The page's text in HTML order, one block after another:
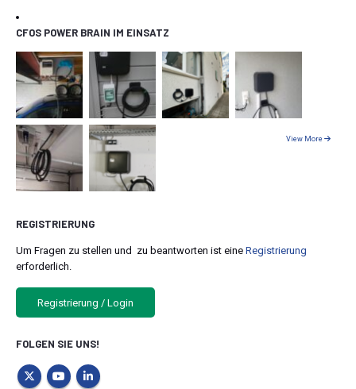
CFOS POWER BRAIN IM EINSATZ
View More
REGISTRIERUNG
Um Fragen zu stellen und zu beantworten ist eine Registrierung
erforderlich.
Registrierung / Login
FOLGEN SIE UNS!